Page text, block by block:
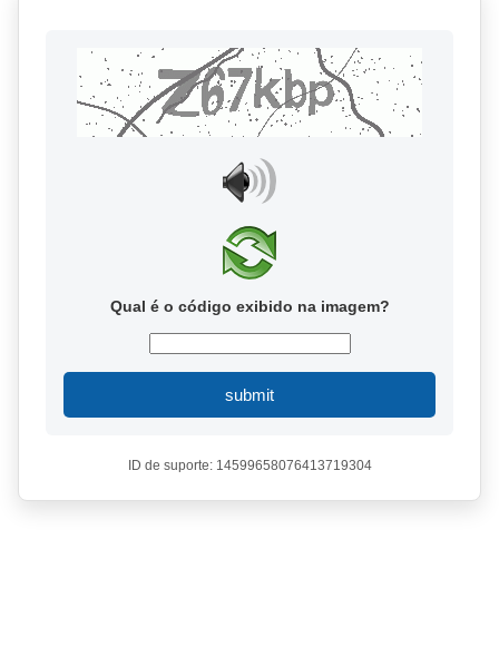
Qual é o código exibido na imagem?
submit
ID de suporte: 14599658076413719304